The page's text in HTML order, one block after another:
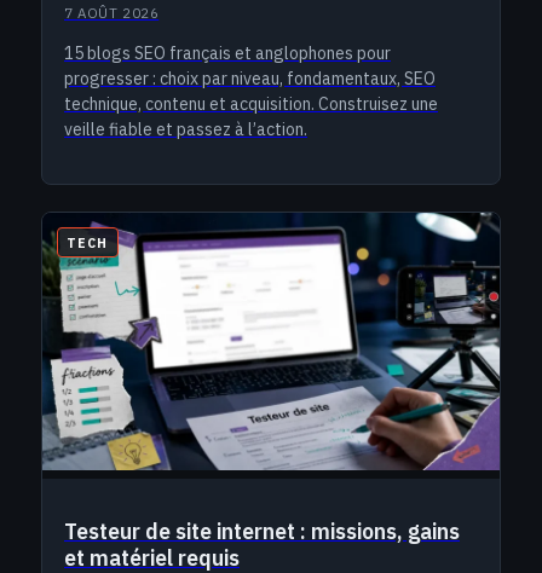
7 AOÛT 2026
15 blogs SEO français et anglophones pour
progresser : choix par niveau, fondamentaux, SEO
technique, contenu et acquisition. Construisez une
veille fiable et passez à l’action.
TECH
Testeur de site internet : missions, gains
et matériel requis